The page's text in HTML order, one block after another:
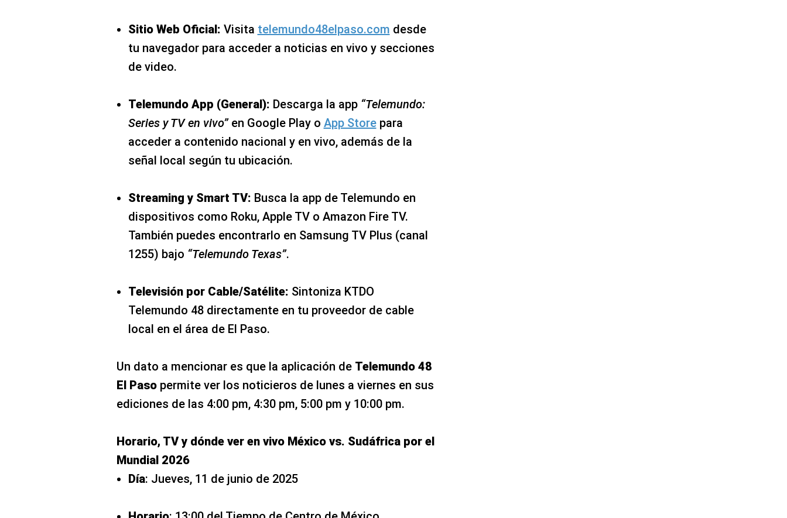
Sitio Web Oficial: Visita telemundo48elpaso.com desde
tu navegador para acceder a noticias en vivo y secciones
de video.
Telemundo App (General): Descarga la app “Telemundo:
Series y TV en vivo”en Google Play o App Storepara
acceder a contenido nacional y en vivo, además de la
señal local según tu ubicación.
Streaming y Smart TV: Busca la app de Telemundo en
dispositivos como Roku, Apple TV o Amazon Fire TV.
También puedes encontrarlo en Samsung TV Plus (canal
1255) bajo “Telemundo Texas”.
Televisión por Cable/Satélite: Sintoniza KTDO
Telemundo 48 directamente en tu proveedor de cable
local en el área de El Paso.
Un dato a mencionar es que la aplicación de Telemundo 48
El Pasopermite ver los noticieros de lunes a viernes en sus
ediciones de las 4:00 pm, 4:30 pm, 5:00 pm y 10:00 pm.
Horario, TV y dónde ver en vivo México vs. Sudáfrica por el
Mundial 2026
Día: Jueves, 11 de junio de 2025